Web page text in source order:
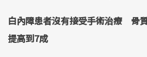
白內障患者沒有接受手術治療 骨
提高到7成